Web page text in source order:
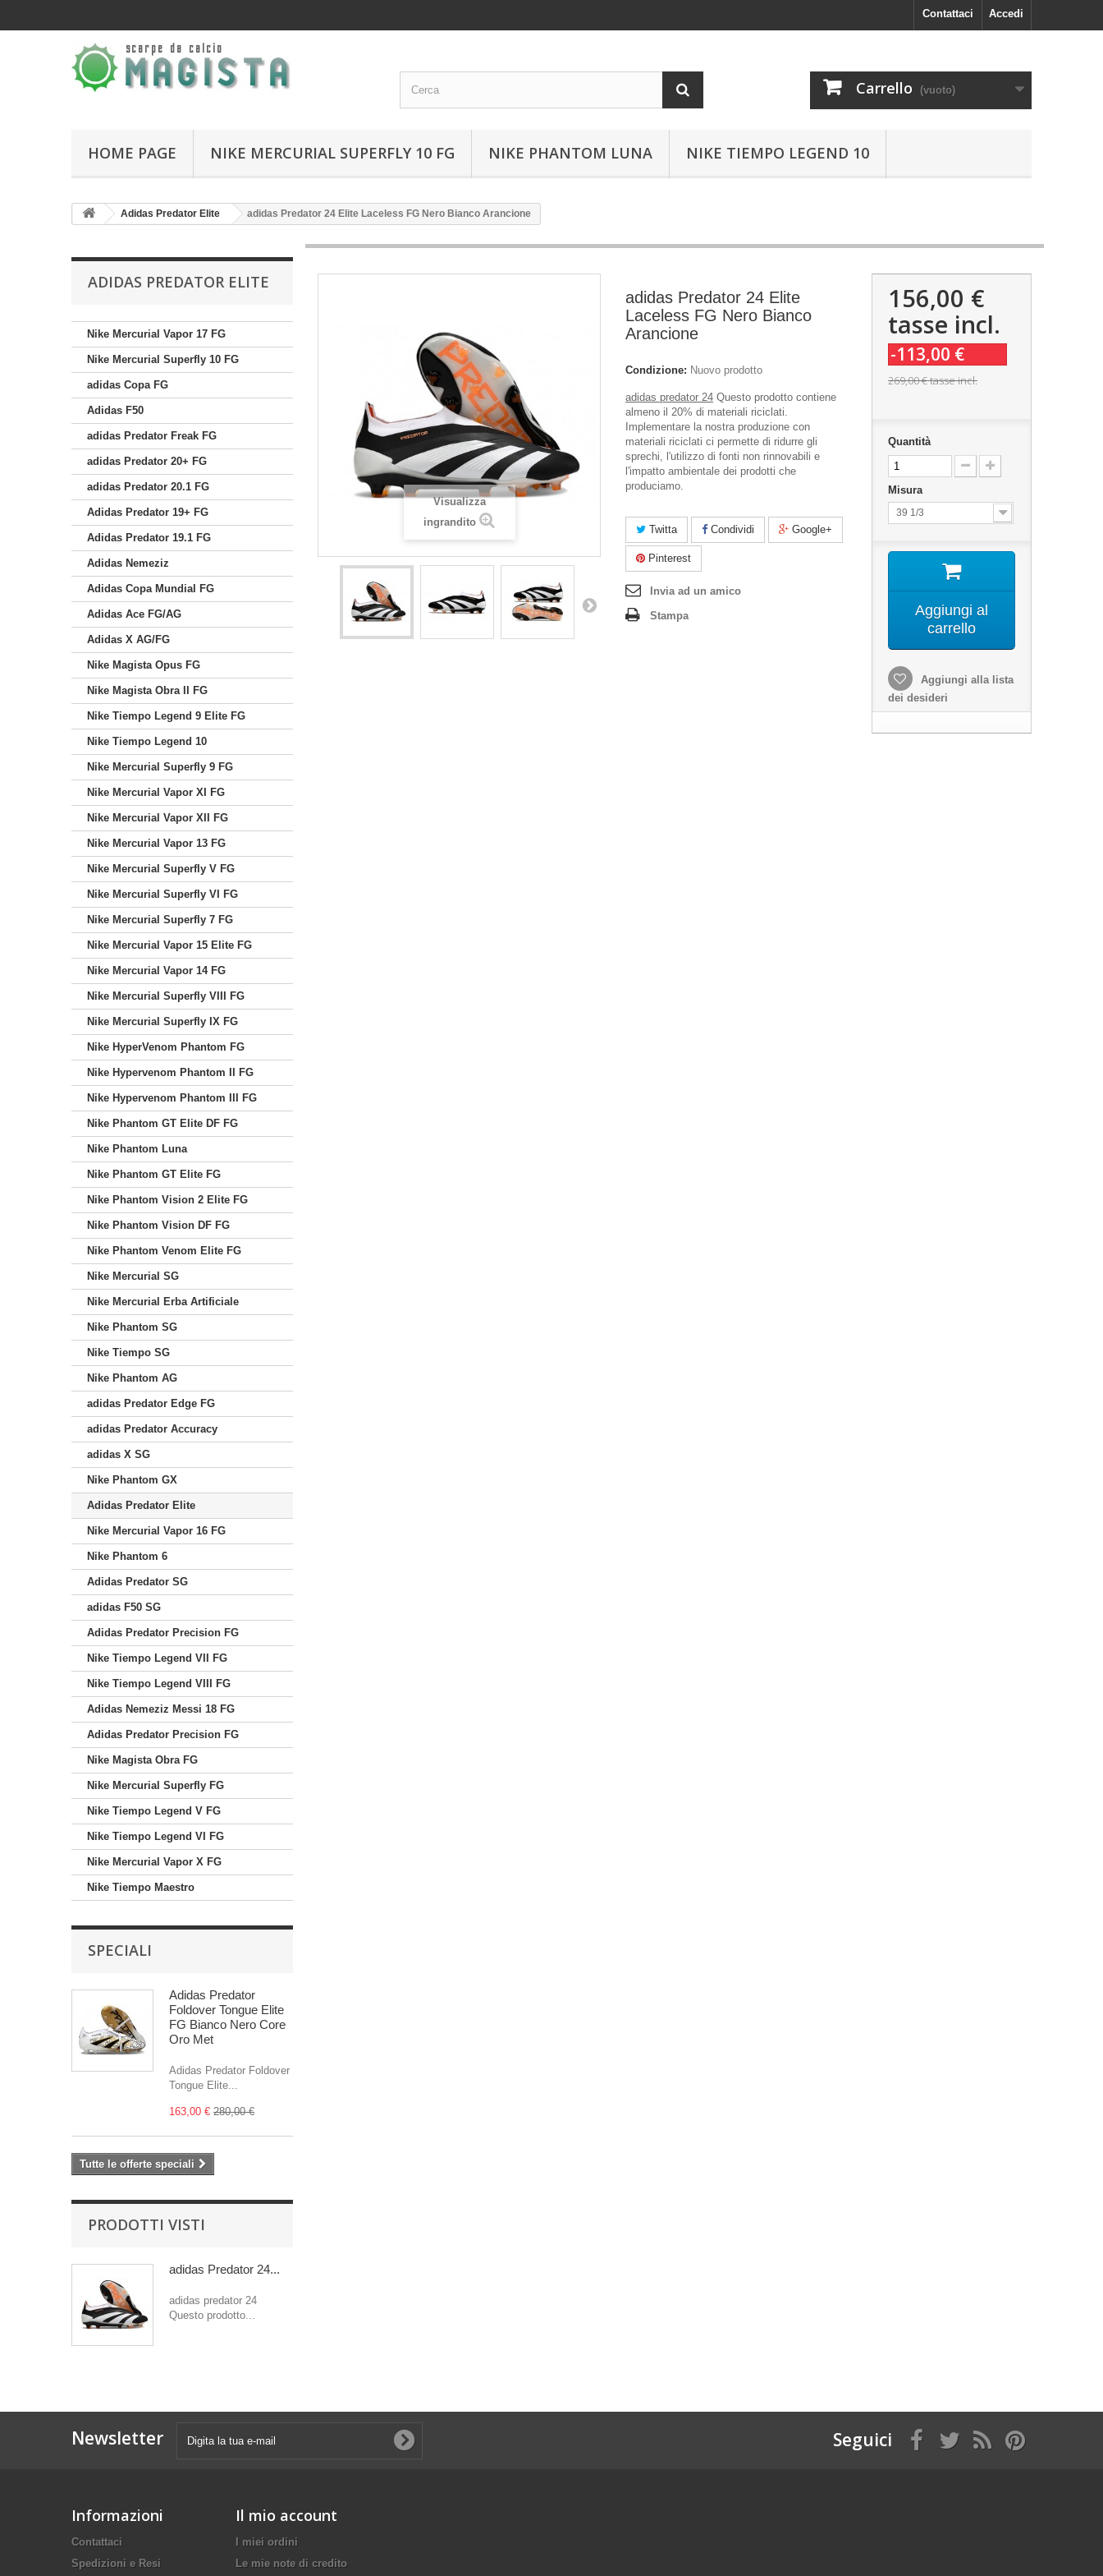
Accedi
Contattaci
Carrello (vuoto)
HOME PAGE NIKE MERCURIAL SUPERFLY 10 FG NIKE PHANTOM LUNA NIKE TIEMPO LEGEND 10
Adidas Predator Elite adidas Predator 24 Elite Laceless FG Nero Bianco Arancione
ADIDAS PREDATOR ELITE
Nike Mercurial Vapor 17 FG
Nike Mercurial Superfly 10 FG
adidas Copa FG
Adidas F50
adidas Predator Freak FG
adidas Predator 20+ FG
adidas Predator 20.1 FG
Adidas Predator 19+ FG
Adidas Predator 19.1 FG
Adidas Nemeziz
Adidas Copa Mundial FG
Adidas Ace FG/AG
Adidas X AG/FG
Nike Magista Opus FG
Nike Magista Obra II FG
Nike Tiempo Legend 9 Elite FG
Nike Tiempo Legend 10
Nike Mercurial Superfly 9 FG
Nike Mercurial Vapor XI FG
Nike Mercurial Vapor XII FG
Nike Mercurial Vapor 13 FG
Nike Mercurial Superfly V FG
Nike Mercurial Superfly VI FG
Nike Mercurial Superfly 7 FG
Nike Mercurial Vapor 15 Elite FG
Nike Mercurial Vapor 14 FG
Nike Mercurial Superfly VIII FG
Nike Mercurial Superfly IX FG
Nike HyperVenom Phantom FG
Nike Hypervenom Phantom II FG
Nike Hypervenom Phantom III FG
Nike Phantom GT Elite DF FG
Nike Phantom Luna
Nike Phantom GT Elite FG
Nike Phantom Vision 2 Elite FG
Nike Phantom Vision DF FG
Nike Phantom Venom Elite FG
Nike Mercurial SG
Nike Mercurial Erba Artificiale
Nike Phantom SG
Nike Tiempo SG
Nike Phantom AG
adidas Predator Edge FG
adidas Predator Accuracy
adidas X SG
Nike Phantom GX
Adidas Predator Elite
Nike Mercurial Vapor 16 FG
Nike Phantom 6
Adidas Predator SG
adidas F50 SG
Adidas Predator Precision FG
Nike Tiempo Legend VII FG
Nike Tiempo Legend VIII FG
Adidas Nemeziz Messi 18 FG
Adidas Predator Precision FG
Nike Magista Obra FG
Nike Mercurial Superfly FG
Nike Tiempo Legend V FG
Nike Tiempo Legend VI FG
Nike Mercurial Vapor X FG
Nike Tiempo Maestro
SPECIALI
Adidas Predator
Foldover Tongue Elite
FG Bianco Nero Core
Oro Met
Adidas Predator Foldover
Tongue Elite...
163,00 € 280,00 €
Tutte le offerte speciali
PRODOTTI VISTI
adidas Predator 24...
adidas predator 24
Questo prodotto...
Visualizza
ingrandito
adidas Predator 24 Elite
Laceless FG Nero Bianco
Arancione
Condizione: Nuovo prodotto
adidas predator 24 Questo prodotto contiene
almeno il 20% di materiali riciclati.
Implementare la nostra produzione con
materiali riciclati ci permette di ridurre gli
sprechi, l'utilizzo di fonti non rinnovabili e
l'impatto ambientale dei prodotti che
produciamo.
Twitta Condividi Google+
Pinterest
Invia ad un amico
Stampa
156,00 €
tasse incl.
-113,00 €
269,00 €tasse incl.
Quantità
Misura
39 1/3
Aggiungi al
carrello
Aggiungi alla lista
dei desideri
Newsletter Seguici
Informazioni
Contattaci
Spedizioni e Resi
Il mio account
I miei ordini
Le mie note di credito